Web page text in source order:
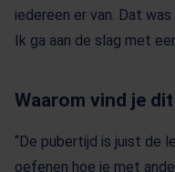
iedereen er van. Dat
Ik ga aan de slag met
Waarom vind je
“De pubertijd is juist de
oefenen hoe je met